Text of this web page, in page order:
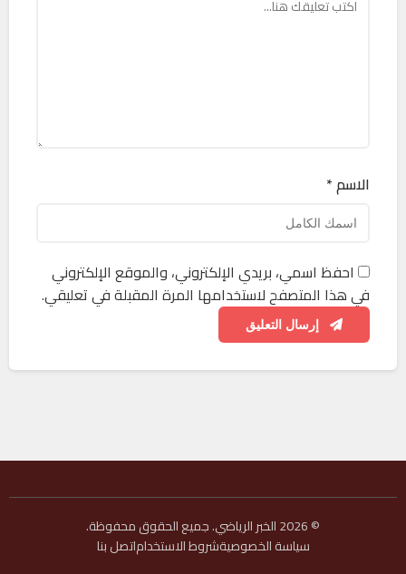
الاسم *
احفظ اسمي، بريدي الإلكتروني، والموقع الإلكتروني
في هذا المتصفح لاستخدامها المرة المقبلة في تعليقي.
© 2026 الخبر الرياضي. جميع الحقوق محفوظة.
سياسة الخصوصيةشروط الاستخداماتصل بنا